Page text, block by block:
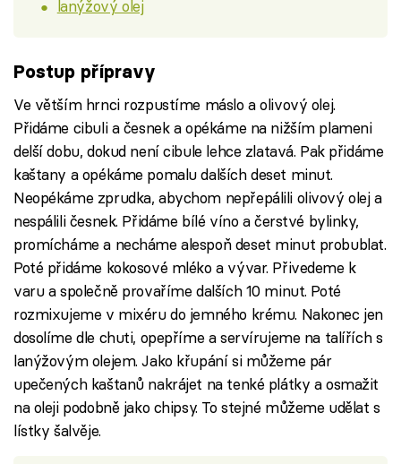
lanýžový olej
Postup přípravy
Ve větším hrnci rozpustíme máslo a olivový olej.
Přidáme cibuli a česnek a opékáme na nižším plameni
delší dobu, dokud není cibule lehce zlatavá. Pak přidáme
kaštany a opékáme pomalu dalších deset minut.
Neopékáme zprudka, abychom nepřepálili olivový olej a
nespálili česnek. Přidáme bílé víno a čerstvé bylinky,
promícháme a necháme alespoň deset minut probublat.
Poté přidáme kokosové mléko a vývar. Přivedeme k
varu a společně provaříme dalších 10 minut. Poté
rozmixujeme v mixéru do jemného krému. Nakonec jen
dosolíme dle chuti, opepříme a servírujeme na talířích s
lanýžovým olejem. Jako křupání si můžeme pár
upečených kaštanů nakrájet na tenké plátky a osmažit
na oleji podobně jako chipsy. To stejné můžeme udělat s
lístky šalvěje.